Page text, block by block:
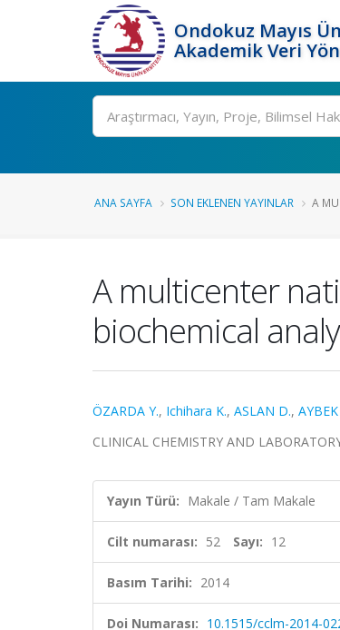
Ondokuz Mayıs
Akademik Veri
Ara
ANA SAYFA SON EKLENEN YAYINLAR A
A multicenter
biochemical
ÖZARDA Y., Ichihara K., ASLAN D.,
CLINICAL CHEMISTRY AND
Yayın Türü: Makale / Tam Makale
Cilt numarası: 52 Sayı: 12
Basım Tarihi: 2014
Doi Numarası: 10.1515/cclm-2014-